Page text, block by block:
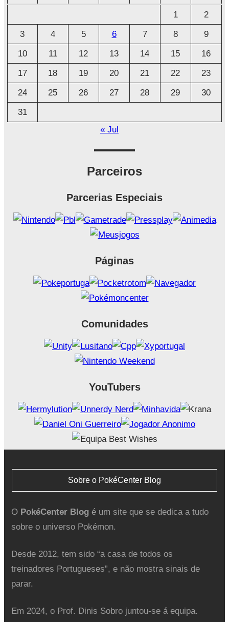
v
o
1
2
3
4 5 6 7 8
9
10
11 12 13 14 15
16
17
18 19 20 21 22
23
24
25 26 27 28 29
30
31
« Jul
Parceiros
Parcerias Especiais
Páginas
Comunidades
YouTubers
Sobre o PokéCenter Blog
O PokéCenter Blogé um site que se dedica a tudo
sobre o universo Pokémon.
Desde 2012, tem sido “a casa de todos os
treinadores Portugueses”, e não mostra sinais de
parar.
Em 2024, o Prof. Dinis Sobro juntou-se á equipa.